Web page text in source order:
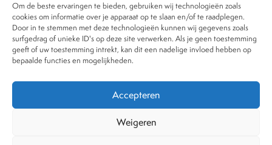
Om de beste ervaringen te bieden, gebruiken wij technologieën zoals
cookies om informatie over je apparaat op te slaan en/of te raadplegen.
Door in te stemmen met deze technologieën kunnen wij gegevens zoals
surfgedrag of unieke ID's op deze site verwerken. Als je geen toestemming
geeft of uw toestemming intrekt, kan dit een nadelige invloed hebben op
bepaalde functies en mogelijkheden.
Accepteren
Weigeren
Over VtdK
Contact
Nieuws
Behandelwijzen
Dossiers
Tijdschrift